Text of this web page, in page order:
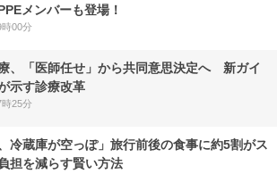
メンバーも登場！
00分
、「医師任せ」から共同意思決定へ 新ガイ
示す診療改革
25分
、冷蔵庫が空っぽ」旅行前後の食事に約5割がス
担を減らす賢い方法